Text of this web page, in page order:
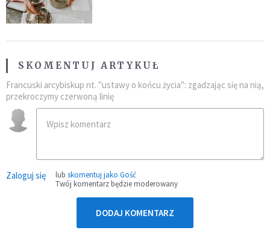
SKOMENTUJ ARTYKUŁ
Francuski arcybiskup nt. "ustawy o końcu życia": zgadzając się na nią,
przekroczymy czerwoną linię
Zaloguj się lub skomentuj jako Gość
Twój komentarz będzie moderowany
DODAJ KOMENTARZ